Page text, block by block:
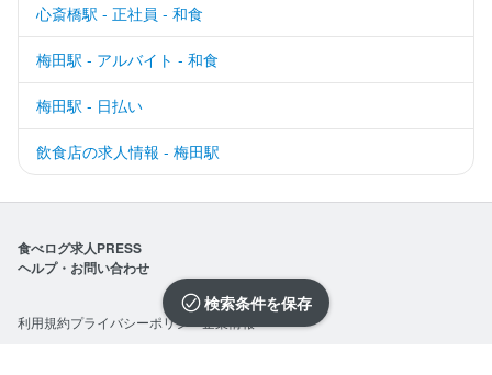
検索条件を保存
心斎橋駅 - 正社員 - 和食
梅田駅 - アルバイト - 和食
梅田駅 - 日払い
飲食店の求人情報 - 梅田駅
食べログ求人PRESS
ヘルプ・お問い合わせ
利用規約プライバシーポリシー